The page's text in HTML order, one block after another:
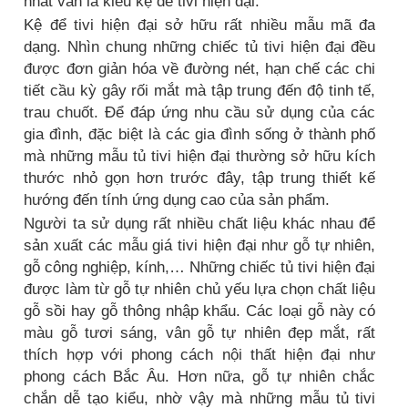
Kệ để tivi hiện đại sở hữu rất nhiều mẫu mã đa
dạng. Nhìn chung những chiếc tủ tivi hiện đại đều
được đơn giản hóa về đường nét, hạn chế các chi
tiết cầu kỳ gây rối mắt mà tập trung đến độ tinh tế,
trau chuốt. Để đáp ứng nhu cầu sử dụng của các
gia đình, đặc biệt là các gia đình sống ở thành phố
mà những mẫu tủ tivi hiện đại thường sở hữu kích
thước nhỏ gọn hơn trước đây, tập trung thiết kế
hướng đến tính ứng dụng cao của sản phẩm.
Người ta sử dụng rất nhiều chất liệu khác nhau để
sản xuất các mẫu giá tivi hiện đại như gỗ tự nhiên,
gỗ công nghiệp, kính,… Những chiếc tủ tivi hiện đại
được làm từ gỗ tự nhiên chủ yếu lựa chọn chất liệu
gỗ sồi hay gỗ thông nhập khẩu. Các loại gỗ này có
màu gỗ tươi sáng, vân gỗ tự nhiên đẹp mắt, rất
thích hợp với phong cách nội thất hiện đại như
phong cách Bắc Âu. Hơn nữa, gỗ tự nhiên chắc
chắn dễ tạo kiểu, nhờ vậy mà những mẫu tủ tivi